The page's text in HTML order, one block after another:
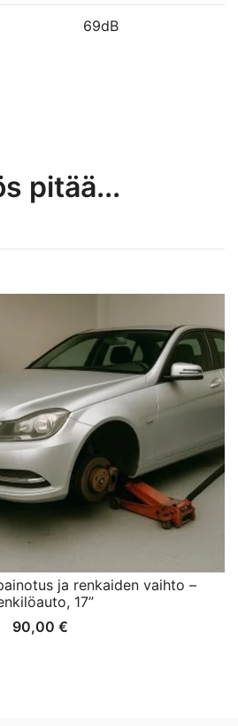
69dB
pitää...
ja renkaiden vaihto –
17”
90,00 €